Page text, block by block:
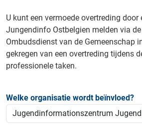
U kunt een vermoede overtreding door
Jungendinfo Ostbelgien melden via
Ombudsdienst van de Gemeenschap
gekregen van een overtreding tijdens
professionele taken.
Welke organisatie wordt beïnvloed?